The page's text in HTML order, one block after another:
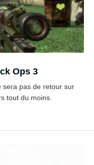
Ops 3
sera pas de retour sur
tout du moins.